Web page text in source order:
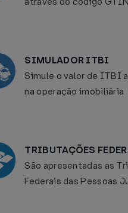
SIMULADOR ITBI
Simule o valor de ITBI
na operação imobiliária
TRIBUTAÇÕES
São apresentadas as
Federais das Pessoas